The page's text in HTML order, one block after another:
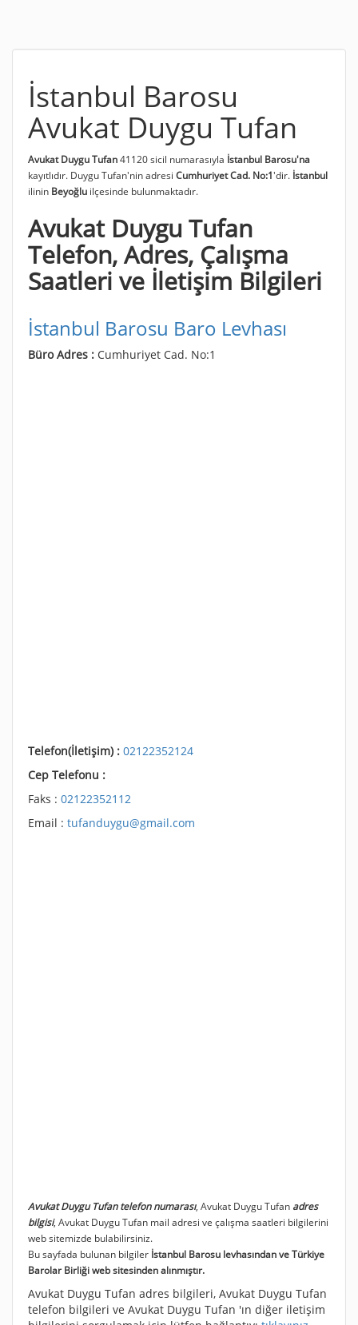
İstanbul Barosu
Avukat Duygu Tufan
Avukat Duygu Tufan41120 sicil numarasıyla İstanbul Barosu'na
kayıtlıdır. Duygu Tufan'nin adresi Cumhuriyet Cad. No:1'dir. İstanbul
ilinin Beyoğlu ilçesinde bulunmaktadır.
Avukat Duygu Tufan
Telefon, Adres, Çalışma
Saatleri ve İletişim Bilgileri
İstanbul Barosu Baro Levhası
Büro Adres : Cumhuriyet Cad. No:1
Telefon(İletişim) : 02122352124
Cep Telefonu :
Faks : 02122352112
Email : tufanduygu@gmail.com
Avukat Duygu Tufan telefon numarası, Avukat Duygu Tufan adres
bilgisi, Avukat Duygu Tufan mail adresi ve çalışma saatleri bilgilerini
web sitemizde bulabilirsiniz.
Bu sayfada bulunan bilgiler İstanbul Barosu levhasından ve Türkiye
Barolar Birliği web sitesinden alınmıştır.
Avukat Duygu Tufan adres bilgileri, Avukat Duygu Tufan
telefon bilgileri ve Avukat Duygu Tufan 'ın diğer iletişim